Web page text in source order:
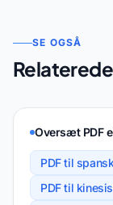
SE OGSÅ
Oversæt PDF
PDF til
PDF til